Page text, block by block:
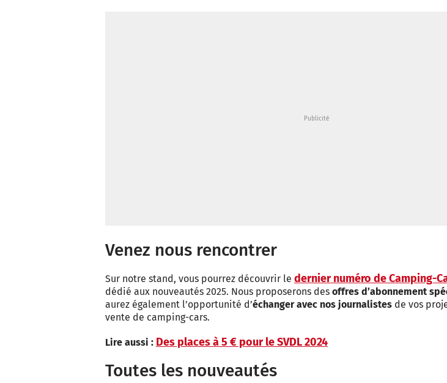
Venez nous rencontrer
Sur notre stand, vous pourrez découvrir le dernier numéro de Camping-
dédié aux nouveautés 2025. Nous proposerons des offres d’abonnement
aurez également l’opportunité d’échanger avec nos journalistes de vos
vente de camping-cars.
Lire aussi : Des places à 5 € pour le SVDL 2024
Toutes les nouveautés